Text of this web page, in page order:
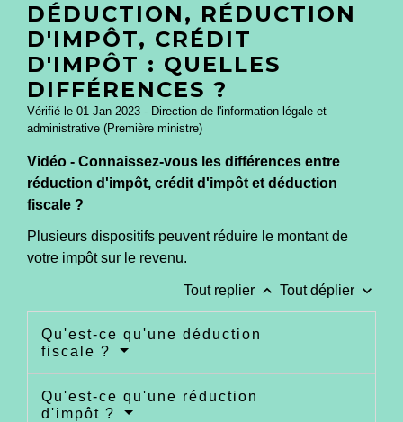
DÉDUCTION, RÉDUCTION
D'IMPÔT, CRÉDIT
D'IMPÔT : QUELLES
DIFFÉRENCES ?
Vérifié le 01 Jan 2023 - Direction de l'information légale et
administrative (Première ministre)
Vidéo - Connaissez-vous les différences entre
réduction d'impôt, crédit d'impôt et déduction
fiscale ?
Plusieurs dispositifs peuvent réduire le montant de
votre impôt sur le revenu.
Tout replier keyboard_arrow_up Tout déplier keyboard_arrow_down
Qu'est-ce qu'une déduction
fiscale ?
Qu'est-ce qu'une réduction
d'impôt ?